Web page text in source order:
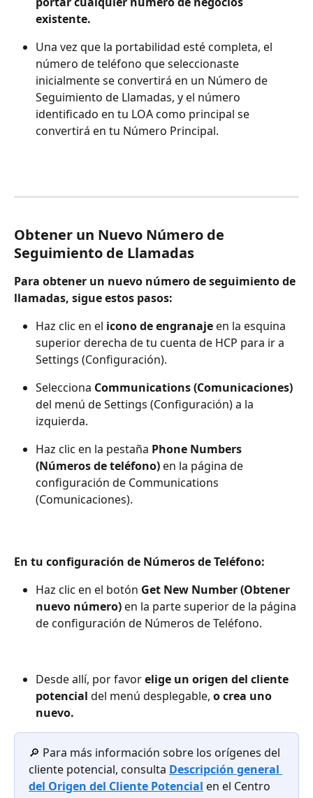
existente.
Una vez que la portabilidad esté completa, el
número de teléfono que seleccionaste
inicialmente se convertirá en un Número de
Seguimiento de Llamadas, y el número
identificado en tu LOA como principal se
convertirá en tu Número Principal.
Obtener un Nuevo Número de
Seguimiento de Llamadas
Para obtener un nuevo número de seguimiento de
llamadas, sigue estos pasos:
Haz clic en el icono de engranaje en la esquina
superior derecha de tu cuenta de HCP para ir a
Settings (Configuración).
Selecciona Communications (Comunicaciones)
del menú de Settings (Configuración) a la
izquierda.
Haz clic en la pestaña Phone Numbers
(Números de teléfono) en la página de
configuración de Communications
(Comunicaciones).
En tu configuración de Números de Teléfono:
Haz clic en el botón Get New Number (Obtener
nuevo número) en la parte superior de la página
de configuración de Números de Teléfono.
Desde allí, por favor elige un origen del cliente
potencial del menú desplegable, o crea uno
nuevo.
🔎 Para más información sobre los orígenes del
cliente potencial, consulta Descripción general
del Origen del Cliente Potencial en el Centro